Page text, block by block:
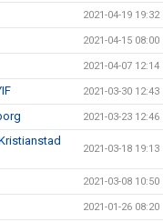
2021-04-19 19:32
2021-04-15 08:00
2021-04-07 12:14
2021-03-30 12:43
2021-03-23 12:46
2021-03-18 19:13
2021-03-08 10:50
2021-01-26 08:20